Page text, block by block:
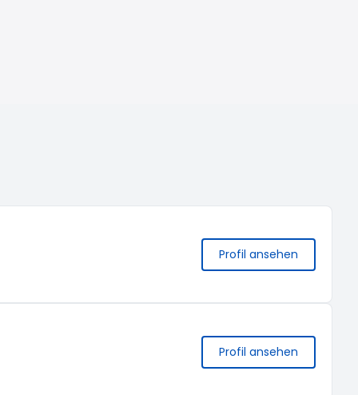
Profil ansehen
Profil ansehen